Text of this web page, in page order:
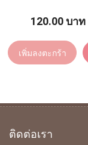
120.00 บาท
เพิ่มลงตะกร้า
ติดต่อเรา